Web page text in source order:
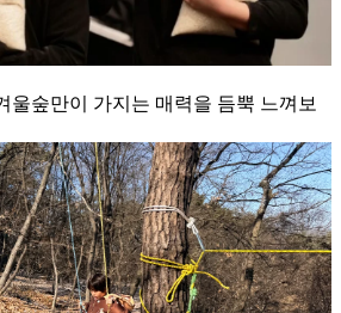
울숲만이 가지는 매력을 듬뿍 느껴보